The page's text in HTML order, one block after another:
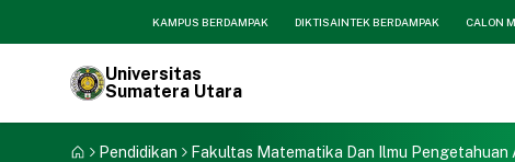
KAMPUS BERDAMPAK DIKTISAINTEK BERDAMPAK CALON
Universitas
Sumatera Utara
Pendidikan Fakultas Matematika Dan Ilmu Pengetahuan